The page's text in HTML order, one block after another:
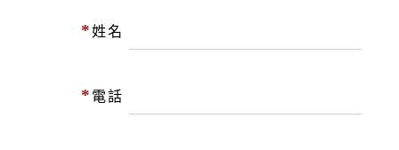
*姓名
* 電話